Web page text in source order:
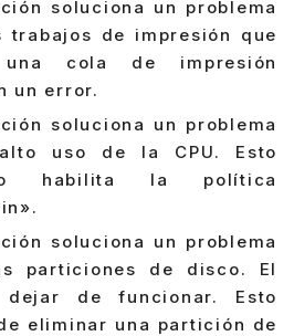
soluciona un problema
de impresión que
cola de impresión
un error.
soluciona un problema
uso de la CPU. Esto
habilita la política
soluciona un problema
particiones de disco. El
dejar de funcionar. Esto
eliminar una partición de